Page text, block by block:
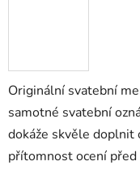
Originální svatební
samotné svatební
dokáže skvěle doplnit
přítomnost ocení